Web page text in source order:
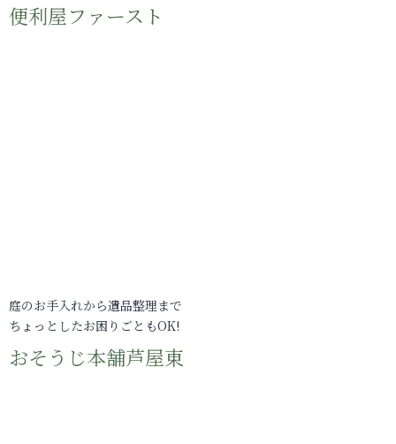
便利屋ファースト
庭のお手入れから遺品整理まで
ちょっとしたお困りごともOK!
おそうじ本舗芦屋東